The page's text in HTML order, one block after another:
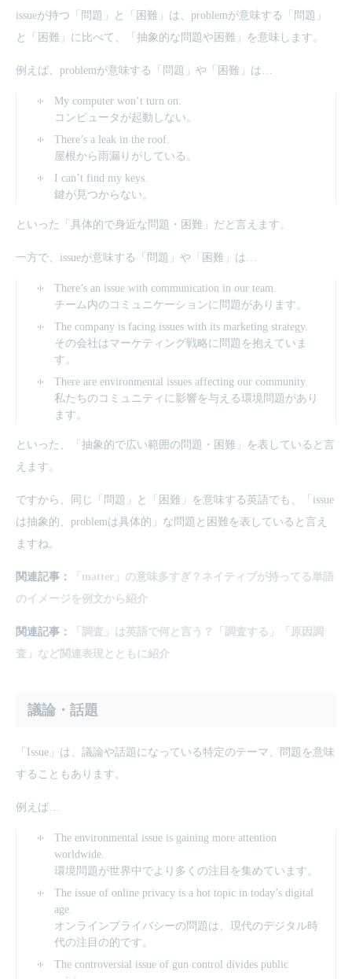
issueが持つ「問題」と「困難」は、problemが意味する「問題」
と「困難」に比べて、「抽象的な問題や困難」を意味します。
例えば、problemが意味する「問題」や「困難」は…
My computer won’t turn on.
コンピュータが起動しない。
There’s a leak in the roof.
屋根から雨漏りがしている。
I can’t find my keys.
鍵が見つからない。
といった「具体的で身近な問題・困難」だと言えます。
一方で、issueが意味する「問題」や「困難」は…
There’s an issue with communication in our team.
チーム内のコミュニケーションに問題があります。
The company is facing issues with its marketing strategy.
その会社はマーケティング戦略に問題を抱えていま
す。
There are environmental issues affecting our community.
私たちのコミュニティに影響を与える環境問題があり
ます。
といった、「抽象的で広い範囲の問題・困難」を表していると言
えます。
ですから、同じ「問題」と「困難」を意味する英語でも、「issue
は抽象的、problemは具体的」な問題と困難を表していると言え
ますね。
関連記事：
「matter」の意味多すぎ？ネイティブが持ってる単語
のイメージを例文から紹介
関連記事：
「調査」は英語で何と言う？「調査する」「原因調
査」など関連表現とともに紹介
議論・話題
「Issue」は、議論や話題になっている特定のテーマ、問題を意味
することもあります。
例えば…
The environmental issue is gaining more attention
worldwide.
環境問題が世界中でより多くの注目を集めています。
The issue of online privacy is a hot topic in today’s digital
age.
オンラインプライバシーの問題は、現代のデジタル時
代の注目の的です。
The controversial issue of gun control divides public